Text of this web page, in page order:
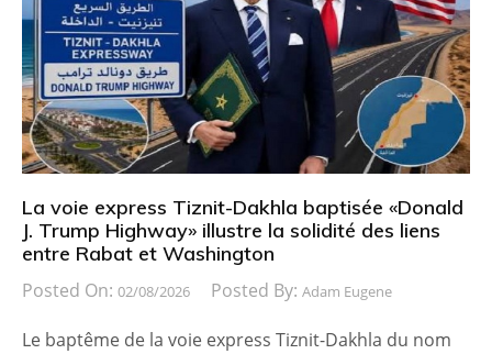
La voie express Tiznit-Dakhla baptisée «Donald
J. Trump Highway» illustre la solidité des liens
entre Rabat et Washington
Posted On: 02/08/2026 Posted By: Adam Eugene
Le baptême de la voie express Tiznit-Dakhla du nom